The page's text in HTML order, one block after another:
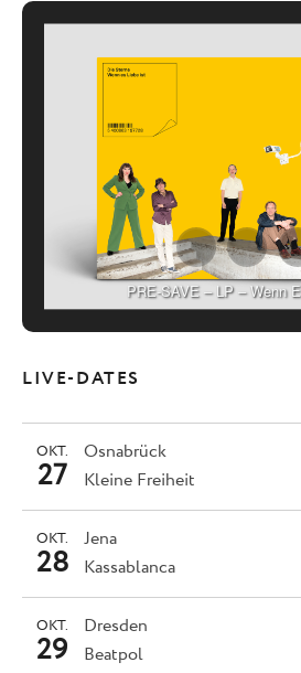
PRE-SAVE – LP – Wenn
LIVE-DATES
Osnabrück
OKT.
27 Kleine Freiheit
Jena
OKT.
28 Kassablanca
Dresden
OKT.
29 Beatpol